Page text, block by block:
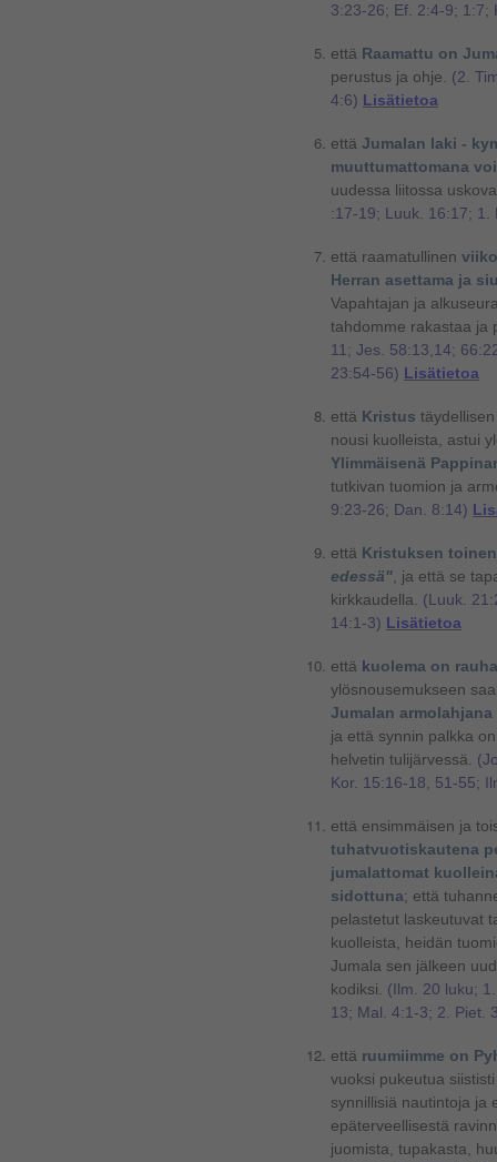
3:23-26; Ef. 2:4-9;
että Raamattu on
perustus ja ohje.
(2.
4:6) Lisätietoa
että Jumalan laki -
muuttumattomana
uudessa liitossa
:17-19; Luuk. 16:17;
että raamatullinen
Herran asettama ja
Vapahtajan ja
tahdomme rakastaa ja
11; Jes. 58:13,14;
23:54-56) Lisätietoa
että Kristus
nousi kuolleista, astui
Ylimmäisenä
tutkivan tuomion ja
9:23-26; Dan. 8:14)
että Kristuksen
edessä" ja että se
kirkkaudella. (Luuk.
14:1-3) Lisätietoa
että kuolema on
ylösnousemukseen
Jumalan
ja että synnin palkka
helvetin tulijärvessä.
Kor. 15:16-18, 51-55;
että ensimmäisen ja
tuhatvuotiskautena
jumalattomat
sidottuna; että
pelastetut laskeutuvat
kuolleista, heidän
Jumala sen jälkeen
kodiksi.
(Ilm. 20 luku;
13; Mal. 4:1-3; 2. Piet.
että ruumiimme on
vuoksi pukeutua
synnillisiä nautintoja ja
epäterveellisestä
juomista, tupakasta,